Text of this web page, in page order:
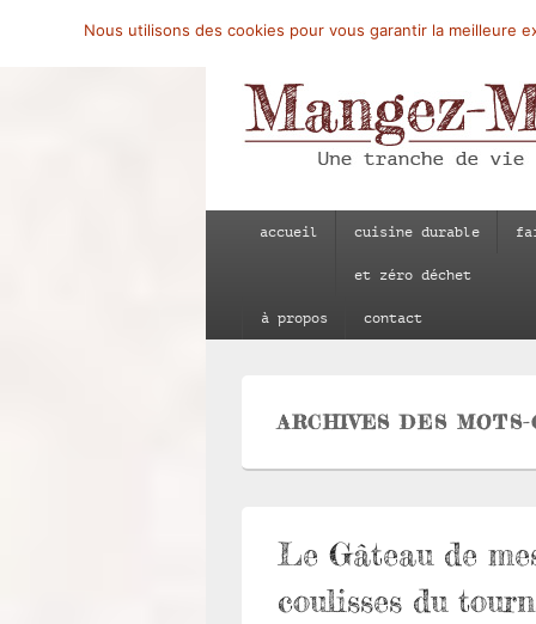
Mangez-Moi.fr
accueil cuisine durable
et zéro déchet
à propos contact
ARCHIVES DES
Le Gâteau de
coulisses du
Nous utilisons des cookies pour vous garantir la meilleure